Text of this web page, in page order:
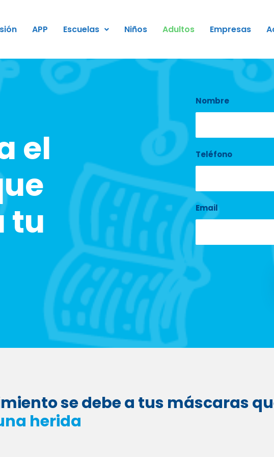
APP Escuelas Niños Adultos Empresas
el
tu
Nombre
Teléfono
Email
se debe a tus máscaras
herida